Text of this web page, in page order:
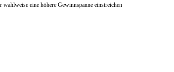
eine höhere Gewinnspanne einstreichen